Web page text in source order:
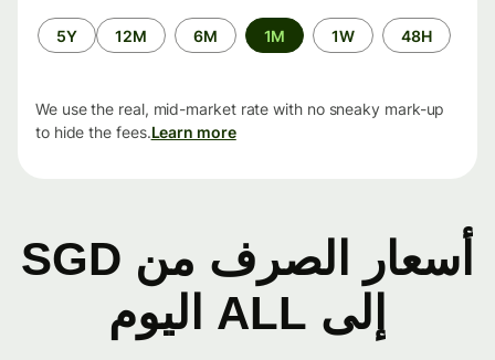
الفترة
الزمنية
48H
1W
1M
6M
12M
5Y
We use the real, mid-market rate with no sneaky mark-up
to hide the fees.Learn more
أسعار الصرف من SGD
إلى ALL اليوم